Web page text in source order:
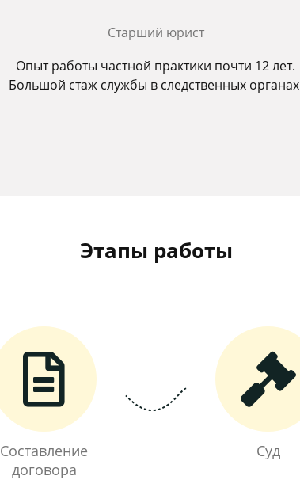
Старший юрист
Опыт работы частной практики почти 12 лет.
Большой стаж службы в следственных
Этапы работы
Составление
договора
Суд